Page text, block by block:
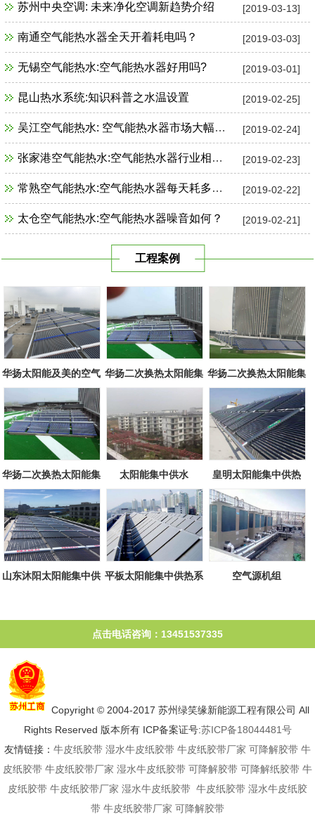
[2019-03-13]
苏州中央空调: 未来净化空调新趋势介绍
[2019-03-03]
南通空气能热水器全天开着耗电吗？
[2019-03-01]
无锡空气能热水:空气能热水器好用吗?
[2019-02-25]
昆山热水系统:知识科普之水温设置
[2019-02-24]
吴江空气能热水: 空气能热水器市场大幅增长
[2019-02-23]
张家港空气能热水:空气能热水器行业相关政策一览
[2019-02-22]
常熟空气能热水:空气能热水器每天耗多少电？
[2019-02-21]
太仓空气能热水:空气能热水器噪音如何？
工程案例
华扬太阳能及美的空气 华扬二次换热太阳能集 华扬二次换热太阳能集
中系统
华扬二次换热太阳能集
中系统
太阳能集中供水 皇明太阳能集中供热
山东沐阳太阳能集中供 平板太阳能集中供热系
空气源机组
点击电话咨询：13451537335
Copyright © 2004-2017 苏州绿笑缘新能源工程有限公司 All
Rights Reserved 版本所有 ICP备案证号:苏ICP备18044481号
友情链接： 牛皮纸胶带 湿水牛皮纸胶带 牛皮纸胶带厂家 可降解胶带 牛
皮纸胶带 牛皮纸胶带厂家 湿水牛皮纸胶带 可降解胶带 可降解纸胶带 牛
皮纸胶带 牛皮纸胶带厂家 湿水牛皮纸胶带 牛皮纸胶带 湿水牛皮纸胶
带 牛皮纸胶带厂家 可降解胶带